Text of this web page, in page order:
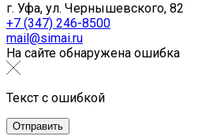
г. Уфа, ул. Чернышевского, 82
+7 (347) 246-8500
mail@simai.ru
На сайте обнаружена ошибка
Текст с ошибкой